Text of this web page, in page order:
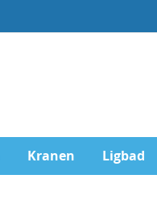
Kranen Ligbad